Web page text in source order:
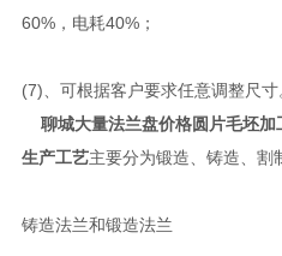
60%，电耗40%；
(7)、可根据客户要求任意调整尺寸
聊城大量法兰盘价格圆片毛坯加
生产工艺主要分为锻造、铸造、割
铸造法兰和锻造法兰